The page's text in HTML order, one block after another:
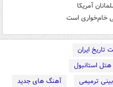
آمریکا
خام‌خواری است
تاریخ ایران
هتل استانبول
ترمیمی
آهنگ های جدید